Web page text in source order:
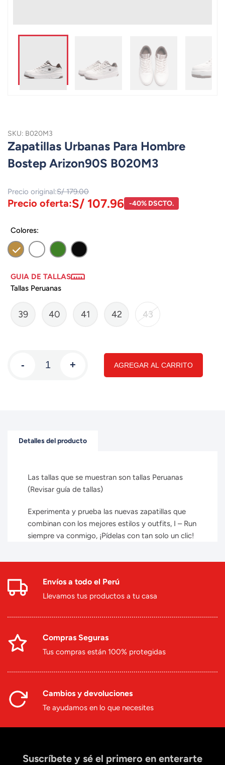
SKU: B020M3
Zapatillas Urbanas Para Hombre
Bostep Arizon90S B020M3
Precio original:S/ 179.00
Precio oferta:S/ 107.96 -40% DSCTO.
Colores:
GUIA DE TALLAS
Tallas Peruanas
39 40 41 42 43
- + AGREGAR AL CARRITO
Detalles del producto
Las tallas que se muestran son tallas Peruanas
(Revisar guía de tallas)
Experimenta y prueba las nuevas zapatillas que
combinan con los mejores estilos y outfits, I – Run
siempre va conmigo, ¡Pídelas con tan solo un clic!
Envíos a todo el Perú
Llevamos tus productos a tu casa
Compras Seguras
Tus compras están 100% protegidas
Cambios y devoluciones
Te ayudamos en lo que necesites
Suscríbete y sé el primero en enterarte